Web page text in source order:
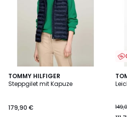
TOMMY HILFIGER
Steppgilet mit Kapuze
179,90 €
5
/